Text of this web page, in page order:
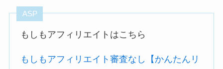
ASP
もしもアフィリエイトはこちら
もしもアフィリエイト審査なし【かんたんリ